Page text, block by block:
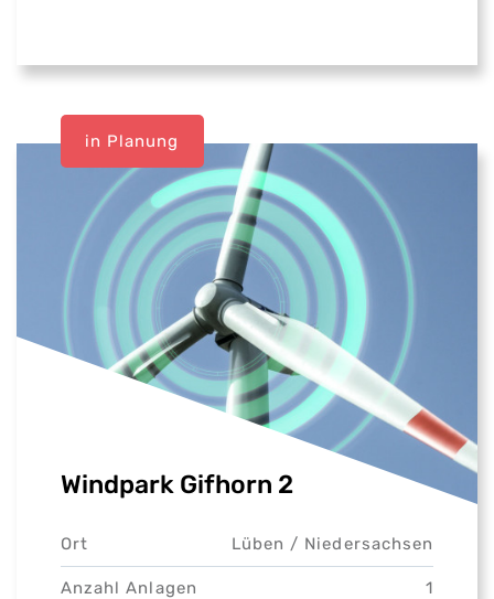
in Planung
Windpark Gifhorn 2
Ort Lüben / Niedersachsen
Anzahl Anlagen 1